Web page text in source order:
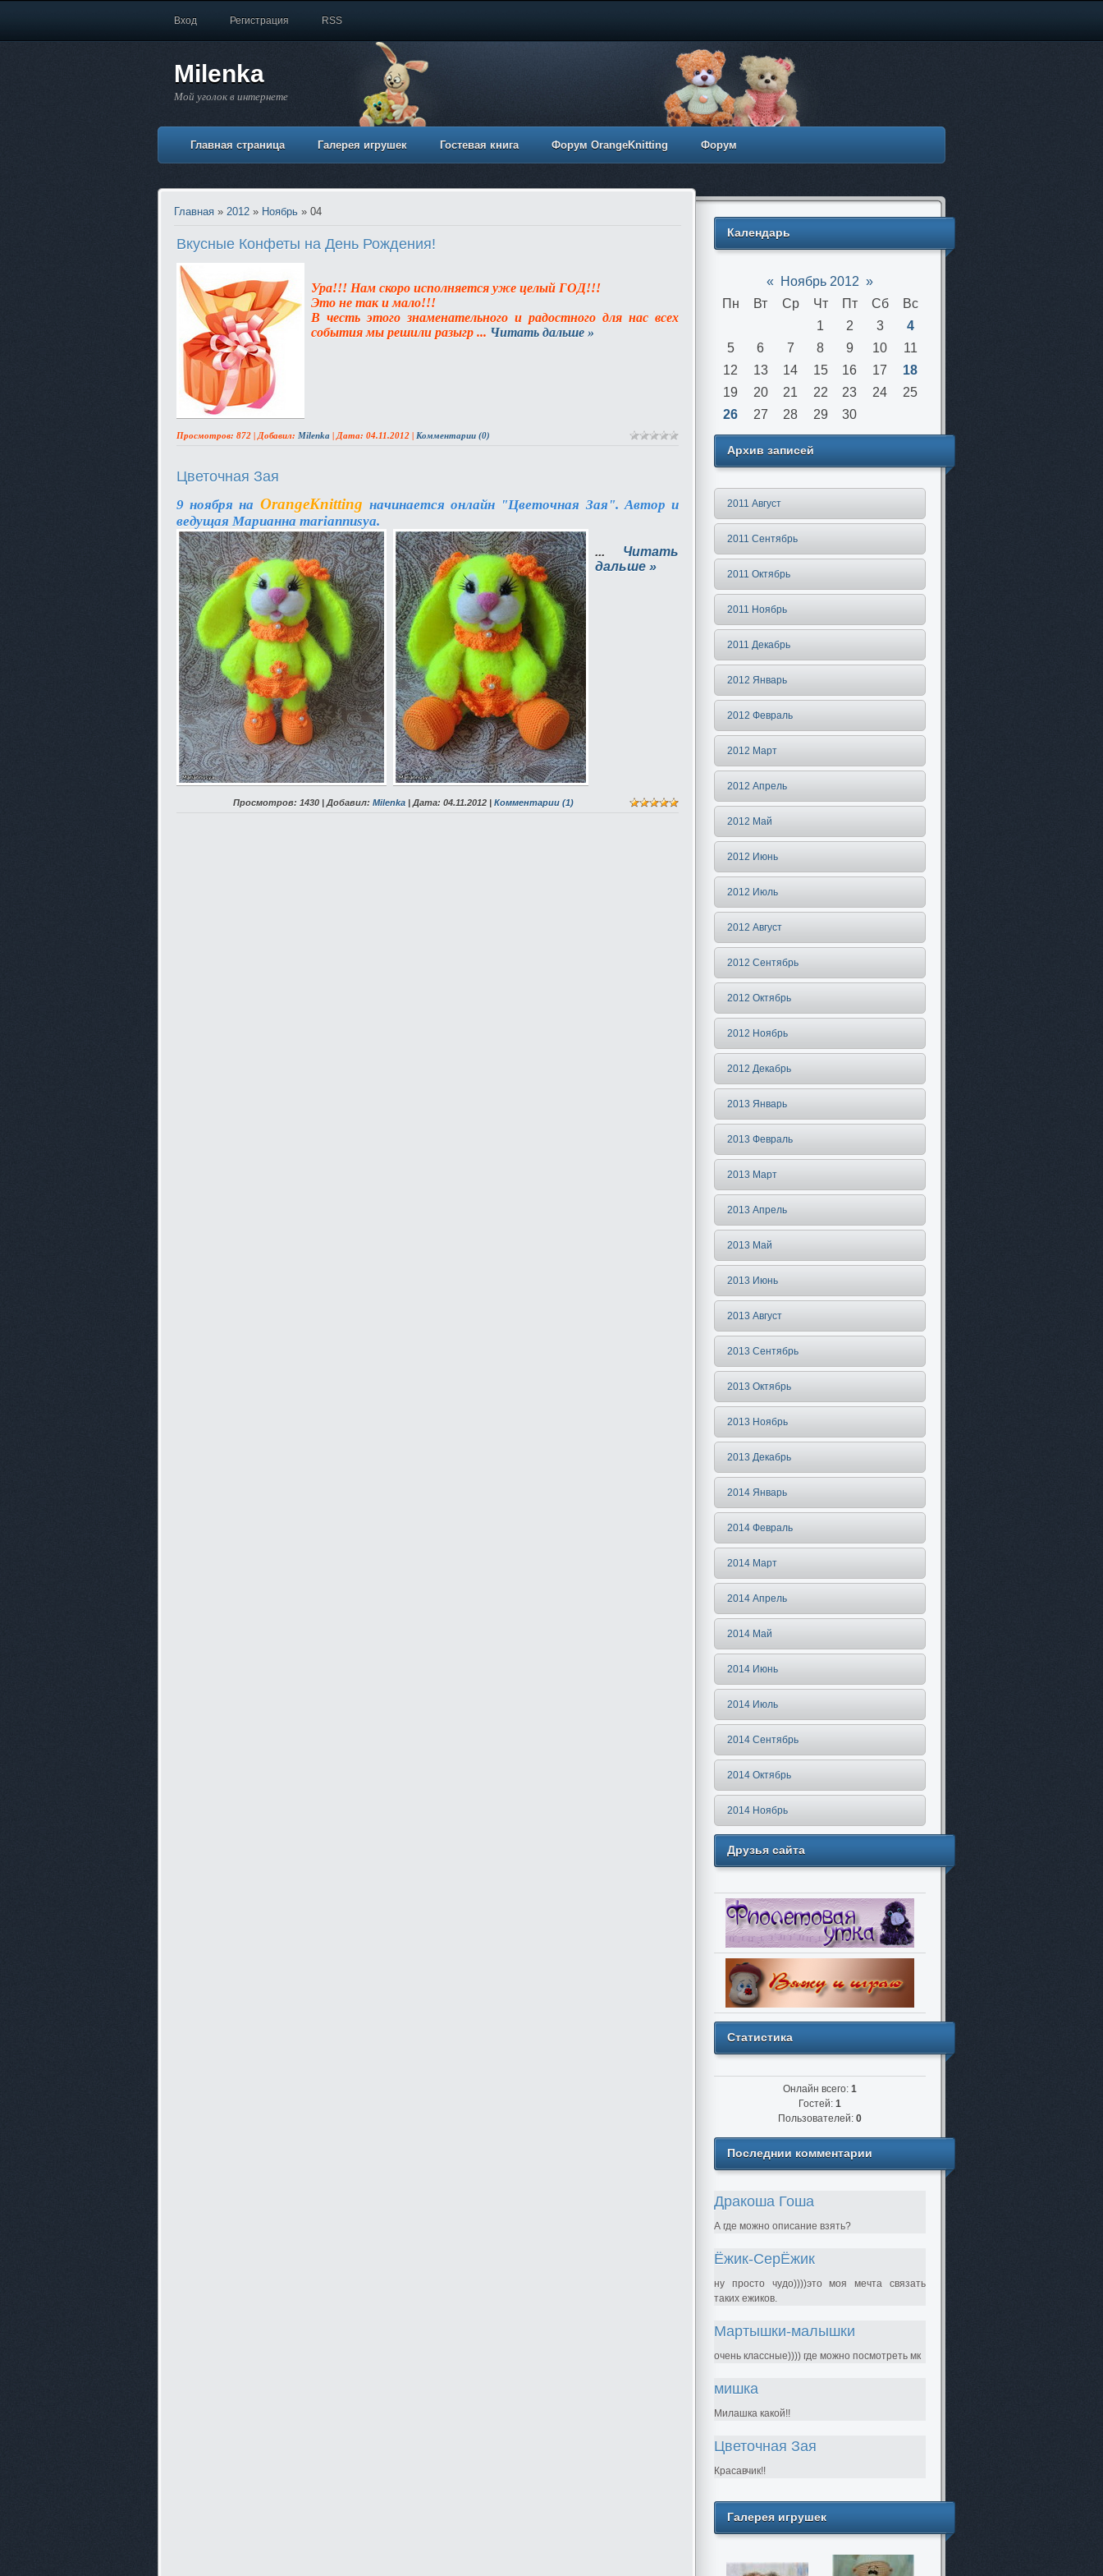
Вход Регистрация RSS
Milenka
Мой уголок в интернете
Главная страница Галерея игрушек Гостевая книга Форум OrangeKnitting Форум
Главная » 2012 » Ноябрь » 04
Вкусные Конфеты на День Рождения!
Ура!!! Нам скоро исполняется уже целый ГОД!!!
Это не так и мало!!!
В честь этого знаменательного и радостного для нас всех
события мы решили разыгр ... Читать дальше »
Просмотров: 872 | Добавил: Мilenka | Дата: 04.11.2012 | Комментарии (0)
Цветочная Зая
9 ноября на OrangeKnitting начинается онлайн "Цветочная Зая". Автор и
ведущая Марианна mariannusya.
... Читать
дальше »
Просмотров: 1430 | Добавил: Мilenka| Дата: 04.11.2012| Комментарии (1)
Календарь
« Ноябрь 2012 »
Пн
Вт Ср Чт Пт Сб
Вс
1
2 3
4
5
6 7 8 9 10
11
12
13 14 15 16 17
18
19
20 21 22 23 24
25
26
27 28 29 30
Архив записей
2011 Август
2011 Сентябрь
2011 Октябрь
2011 Ноябрь
2011 Декабрь
2012 Январь
2012 Февраль
2012 Март
2012 Апрель
2012 Май
2012 Июнь
2012 Июль
2012 Август
2012 Сентябрь
2012 Октябрь
2012 Ноябрь
2012 Декабрь
2013 Январь
2013 Февраль
2013 Март
2013 Апрель
2013 Май
2013 Июнь
2013 Август
2013 Сентябрь
2013 Октябрь
2013 Ноябрь
2013 Декабрь
2014 Январь
2014 Февраль
2014 Март
2014 Апрель
2014 Май
2014 Июнь
2014 Июль
2014 Сентябрь
2014 Октябрь
2014 Ноябрь
Друзья сайта
Статистика
Онлайн всего: 1
Гостей: 1
Пользователей: 0
Последнии комментарии
Дракоша Гоша
А где можно описание взять?
Ёжик-СерЁжик
ну просто чудо))))это моя мечта связать
таких ежиков.
Мартышки-малышки
очень классные)))) где можно посмотреть мк
мишка
Милашка какой!!
Цветочная Зая
Красавчик!!
Галерея игрушек